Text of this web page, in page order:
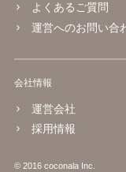
よくあるご質問
運営へのお問い合
会社情報
運営会社
採用情報
© 2016 coconala Inc.